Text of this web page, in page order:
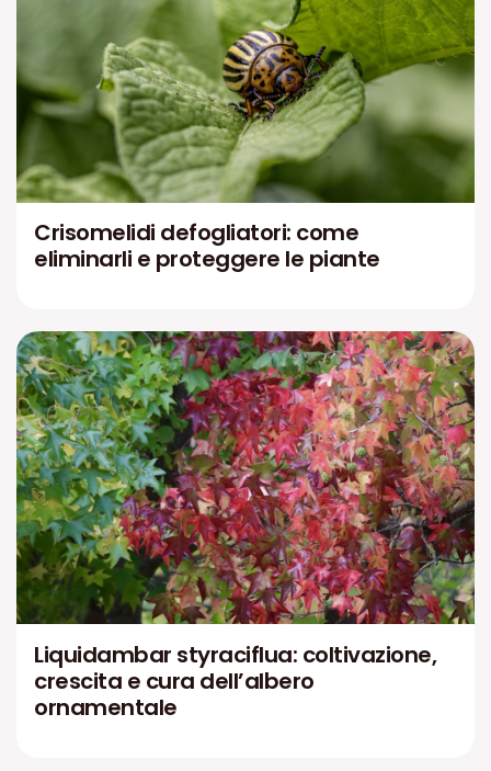
Crisomelidi defogliatori: come
eliminarli e proteggere le piante
Liquidambar styraciflua: coltivazione,
crescita e cura dell’albero
ornamentale